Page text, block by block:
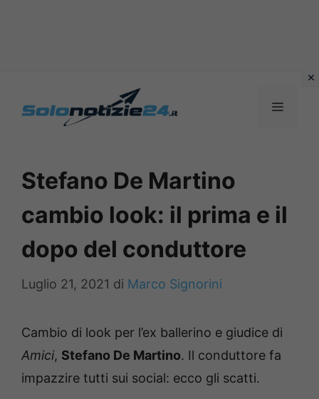
MENU
Stefano De Martino
cambio look: il prima e il
dopo del conduttore
Luglio 21, 2021 di Marco Signorini
Cambio di look per l’ex ballerino e giudice di
Amici, Stefano De Martino. Il conduttore fa
impazzire tutti sui social: ecco gli scatti.